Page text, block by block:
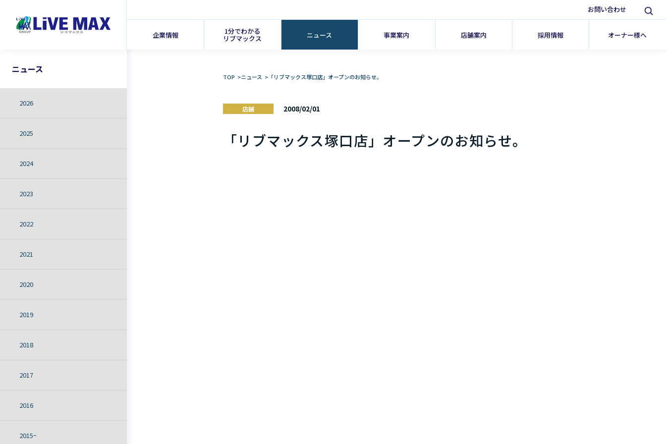
企業情報 1分でわかる
リブマックス ニュース 事業案内 店舗案内 採用情報 オーナー様へ
お問い合わせ
ニュース
2026
2025
2024
2023
2022
2021
2020
2019
2018
2017
2016
2015~
TOP >ニュース > 「リブマックス塚口店」オープンのお知らせ。
店舗 2008/02/01
「リブマックス塚口店」オープンのお知らせ。